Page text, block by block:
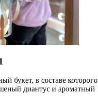
букет, в составе которого
диантус и ароматный